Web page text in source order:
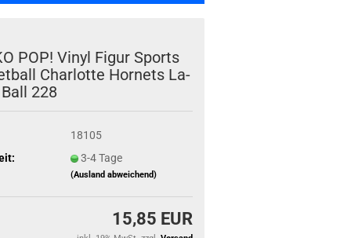
POP! Vinyl Figur Sports
Char­lot­te Hor­nets La­
228
18105
3-4 Tage
(Ausland abweichend)
15,85 EUR